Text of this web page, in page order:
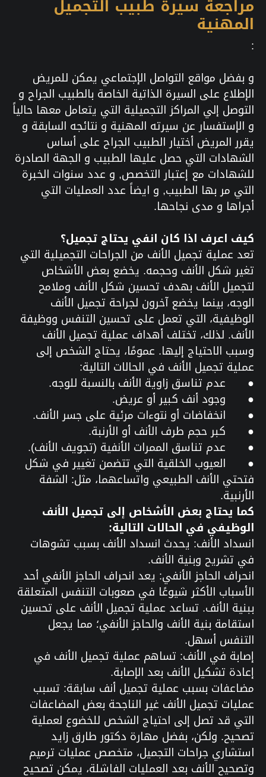
مراجعة سيرة طبيب التجميل
المهنية
:
و بفضل مواقع التواصل الإجتماعي يمكن للمريض
الإطلاع على السيرة الذاتية الخاصة بالطبيب الجراح و
التوصل إلي المراكز التجميلية التي يتعامل معها حالياً
و الإستفسار عن سيرته المهنية و نتائجه السابقة و
يقرر المريض أختيار الطبيب الجراح على أساس
الشهادات التي حصل عليها الطبيب و الجهة الصادرة
للشهادات مع إعتبار التخصص, و عدد سنوات الخبرة
التي مر بها الطبيب, و ايضاً عدد العمليات التي
أجراها و مدى نجاحها.
كيف اعرف اذا كان انفي يحتاج تجميل؟
تعد عملية تجميل الأنف من الجراحات التجميلية التي
تغير شكل الأنف وحجمه. يخضع بعض الأشخاص
لتجميل الأنف بهدف تحسين شكل الأنف وملامح
الوجه، بينما يخضع آخرون لجراحة تجميل الأنف
الوظيفية، التي تعمل على تحسين التنفس ووظيفة
الأنف. لذلك، تختلف أهداف عملية تجميل الأنف
وسبب الاحتياج إليها. عمومًا، يحتاج الشخص إلى
عملية تجميل الأنف في الحالات التالية:
● عدم تناسق زاوية الأنف بالنسبة للوجه.
● وجود أنف كبير أو عريض.
● انخفاضات أو نتوءات مرئية على جسر الأنف.
● كبر حجم طرف الأنف أو الأرنبة.
● عدم تناسق الممرات الأنفية (تجويف الأنف).
● العيوب الخلقية التي تتضمن تغيير في شكل
فتحتي الأنف الطبيعي واتساعهما، مثل: الشفة
الأرنبية.
كما يحتاج بعض الأشخاص إلى تجميل الأنف
الوظيفي في الحالات التالية:
انسداد الأنف: يحدث انسداد الأنف بسبب تشوهات
في تشريح وبنية الأنف.
انحراف الحاجز الأنفي: يعد انحراف الحاجز الأنفي أحد
الأسباب الأكثر شيوعًا في صعوبات التنفس المتعلقة
ببنية الأنف. تساعد عملية تجميل الأنف على تحسين
استقامة بنية الأنف والحاجز الأنفي؛ مما يجعل
التنفس أسهل.
إصابة في الأنف: تساهم عملية تجميل الأنف في
إعادة تشكيل الأنف بعد الإصابة.
مضاعفات بسبب عملية تجميل أنف سابقة: تسبب
عمليات تجميل الأنف غير الناجحة بعض المضاعفات
التي قد تصل إلى احتياج الشخص للخضوع لعملية
تصحيح. ولكن، بفضل مهارة دكتور طارق زايد
استشاري جراحات التجميل، متخصص عمليات ترميم
وتصحيح الأنف بعد العمليات الفاشلة، يمكن تصحيح